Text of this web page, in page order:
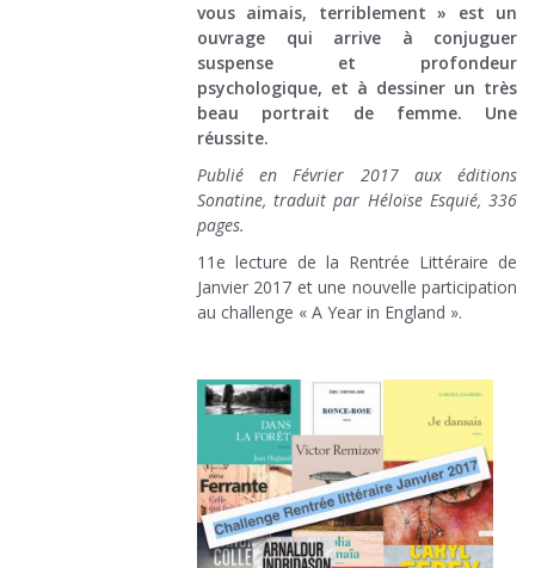
vous aimais, terriblement » est un
ouvrage qui arrive à conjuguer
suspense et profondeur
psychologique, et à dessiner un très
beau portrait de femme. Une
réussite.
Publié en Février 2017 aux éditions
Sonatine, traduit par Héloïse Esquié, 336
pages.
11e lecture de la Rentrée Littéraire de
Janvier 2017 et une nouvelle participation
au challenge « A Year in England ».